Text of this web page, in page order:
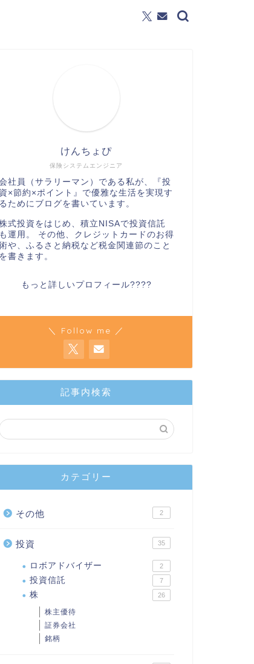
保険システムエンジニア
けんちょぴ
社員（サラリーマン）である私が、『投
資×節約×ポイント』で優雅な生活を実現す
るためにブログを書いています。
式投資をはじめ、積立NISAで投資信託
も運用。 その他、クレジットカードのお得
や、ふるさと納税など税金関連節のこと
を書きます。
もっと詳しいプロフィール????
＼ Follow me ／
記事内検索
カテゴリー
その他 2
投資 35
ロボアドバイザー 2
投資信託 7
株 26
株主優待
証券会社
銘柄